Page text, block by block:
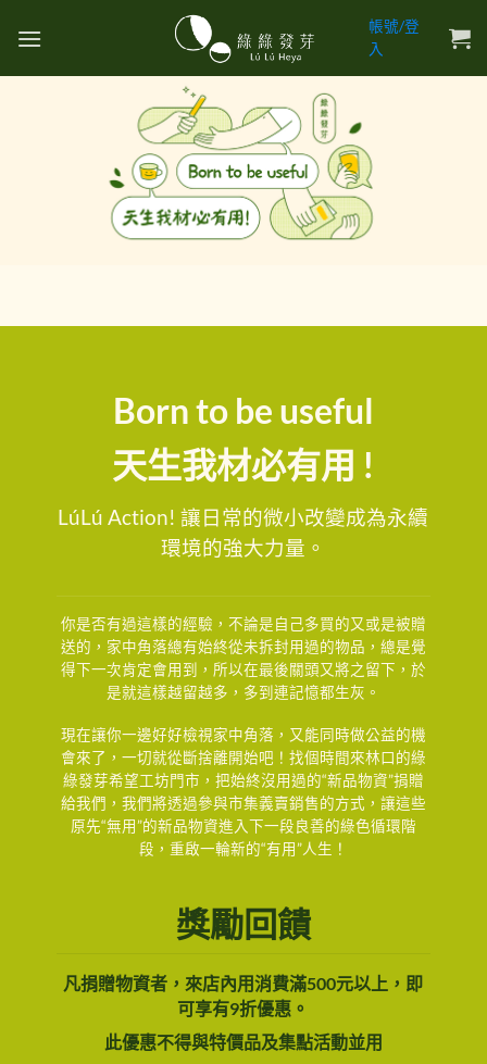
帳號/登
入
Born to be useful
天生我材必有用 !
LúLú Action! 讓日常的微小改變成為永續
環境的強大力量。
你是否有過這樣的經驗，不論是自己多買的又或是被贈
送的，家中角落總有始終從未拆封用過的物品，總是覺
得下一次肯定會用到，所以在最後關頭又將之留下，於
是就這樣越留越多，多到連記憶都生灰。
現在讓你一邊好好檢視家中角落，又能同時做公益的機
會來了，一切就從斷捨離開始吧！找個時間來林口的綠
綠發芽希望工坊門市，把始終沒用過的“新品物資”捐贈
給我們，我們將透過參與市集義賣銷售的方式，讓這些
原先“無用”的新品物資進入下一段良善的綠色循環階
段，重啟一輪新的“有用”人生！
獎勵回饋
凡捐贈物資者，來店內用消費滿500元以上，即
可享有9折優惠。
此優惠不得與特價品及集點活動並用